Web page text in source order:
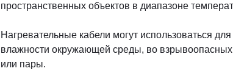
пространственных объектов в диапазоне
Нагревательные кабели могут использоваться
влажности окружающей среды, во взрывоопасных
или пары.